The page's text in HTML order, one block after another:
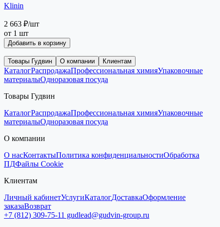
Klinin
2 663 ₽/шт
от 1 шт
Добавить в корзину
Товары Гудвин О компании Клиентам
КаталогРаспродажаПрофессиональная химияУпаковочные
материалыОдноразовая посуда
Товары Гудвин
КаталогРаспродажаПрофессиональная химияУпаковочные
материалыОдноразовая посуда
О компании
О насКонтактыПолитика конфиденциальностиОбработка
ПДФайлы Cookie
Клиентам
Личный кабинетУслугиКаталогДоставкаОформление
заказаВозврат
+7 (812) 309-75-11 gudlead@gudvin-group.ru